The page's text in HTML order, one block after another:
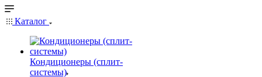
Каталог
Кондиционеры (сплит-
системы)